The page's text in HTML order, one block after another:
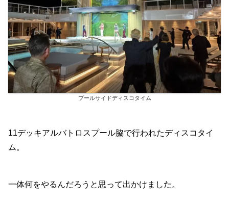
プールサイドディスコタイム
11デッキアルバトロスプール脇で行われたディスコタイ
ム。
一体何をやるんだろうと思って出かけました。